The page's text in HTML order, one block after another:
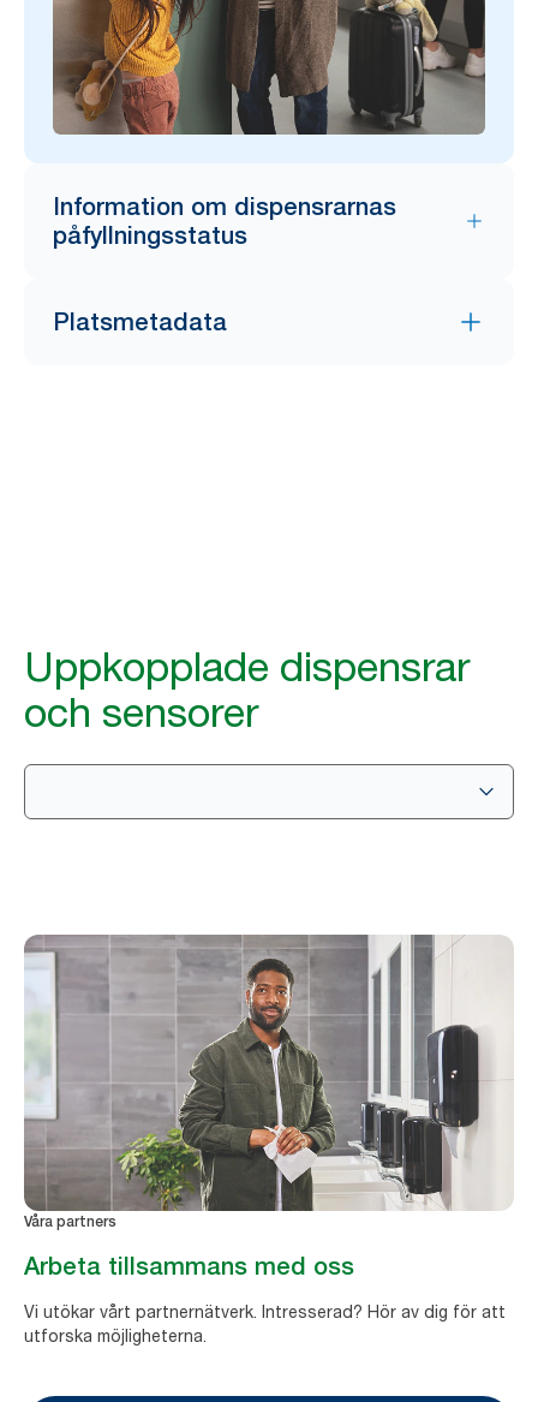
Information om dispensrarnas
påfyllningsstatus
Platsmetadata
Uppkopplade dispensrar
och sensorer
Våra partners
Arbeta tillsammans med oss
Vi utökar vårt partnernätverk. Intresserad? Hör av dig för att
utforska möjligheterna.